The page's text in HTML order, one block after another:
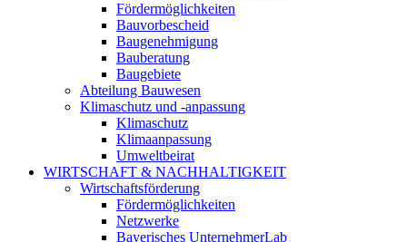
Fördermöglichkeiten
Bauvorbescheid
Baugenehmigung
Bauberatung
Baugebiete
Abteilung Bauwesen
Klimaschutz und -anpassung
Klimaschutz
Klimaanpassung
Umweltbeirat
WIRTSCHAFT & NACHHALTIGKEIT
Wirtschaftsförderung
Fördermöglichkeiten
Netzwerke
Bayerisches UnternehmerLab